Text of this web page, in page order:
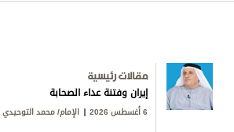
مقالات رئيسية
إيران وفتنة عداء الصحابة
6 أغسطس 2026 الإمام/ محمد التوحيدي